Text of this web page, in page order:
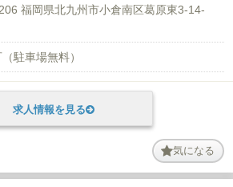
福岡県北九州市小倉南区葛原東3-14-
駐車場無料）
求人情報を見る
気になる